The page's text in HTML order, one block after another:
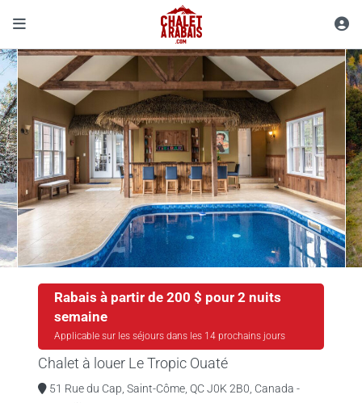
Rabais à partir de 200 $ pour 2 nuits
semaine
Applicable sur les séjours dans les 14 prochains jours
Chalet à louer Le Tropic Ouaté
51 Rue du Cap, Saint-Côme, QC J0K 2B0, Canada -